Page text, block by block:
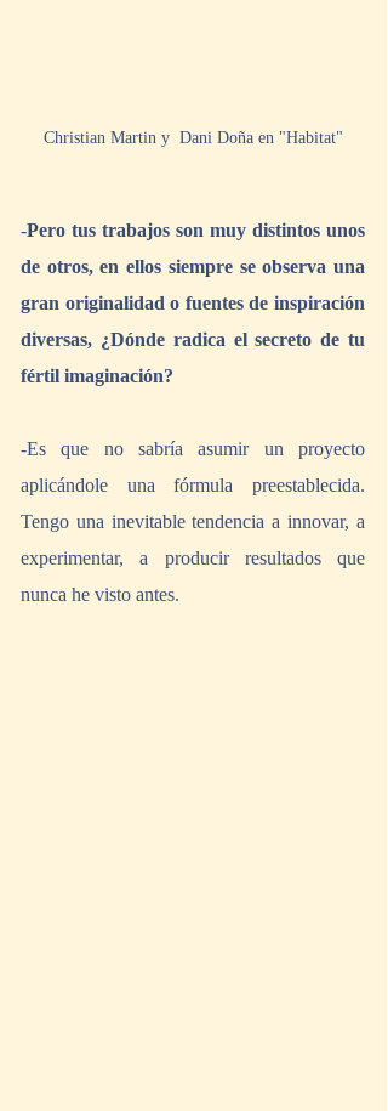
Christian Martin y  Dani Doña en "Habitat"
-Pero tus trabajos son muy distintos unos
de otros, en ellos siempre se observa una
gran originalidad o fuentes de inspiración
diversas, ¿Dónde radica el secreto de tu
fértil imaginación?
-Es que no sabría asumir un proyecto
aplicándole una fórmula preestablecida.
Tengo una inevitable tendencia a innovar, a
experimentar, a producir resultados que
nunca he visto antes.